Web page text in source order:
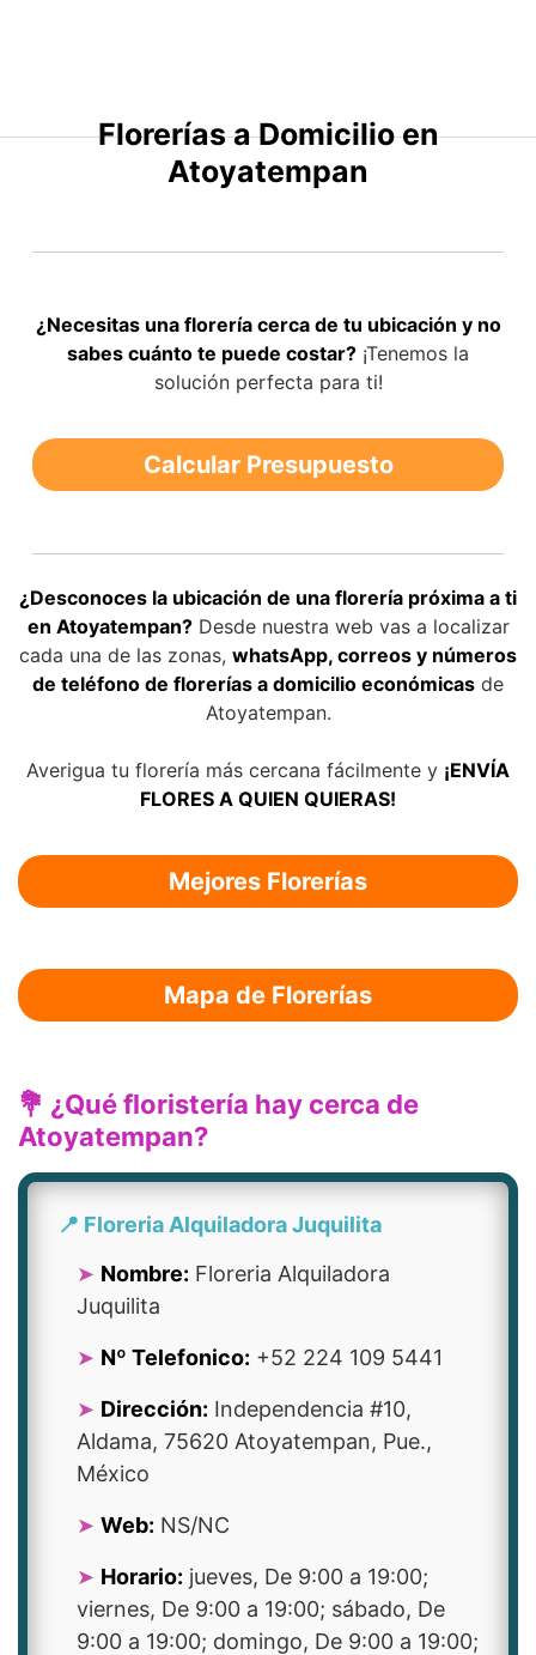
Florerías a Domicilio en
Atoyatempan
¿Necesitas una florería cerca de tu ubicación y no
sabes cuánto te puede costar? ¡Tenemos la
solución perfecta para ti!
Calcular Presupuesto
¿Desconoces la ubicación de una florería próxima a ti
en Atoyatempan?Desde nuestra web vas a localizar
cada una de las zonas, whatsApp, correos y números
de teléfono de florerías a domicilio económicas de
Atoyatempan.
Averigua tu florería más cercana fácilmente y ¡ENVÍA
FLORES A QUIEN QUIERAS!
Mejores Florerías
Mapa de Florerías
💐 ¿Qué floristería hay cerca de
Atoyatempan?
📍 Floreria Alquiladora Juquilita
Nombre: Floreria Alquiladora
Juquilita
Nº Telefonico: +52 224 109 5441
Dirección: Independencia #10,
Aldama, 75620 Atoyatempan, Pue.,
México
Web: NS/NC
Horario: jueves, De 9:00 a 19:00;
viernes, De 9:00 a 19:00; sábado, De
9:00 a 19:00; domingo, De 9:00 a 19:00;